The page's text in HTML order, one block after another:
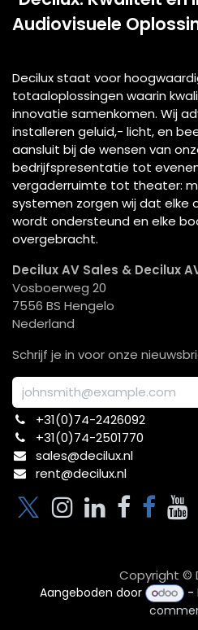
Audiovisuele
Decilux staat voor
totaaloplossingen waarin
innovatie samenkomen. Wij
installeren geluid,- licht, en
aansluit bij de wensen van
bedrijfspresentatie tot
vergaderruimte tot theater:
systemen zorgen wij dat elke
wordt ondersteund en elke
overgebracht.
Decilux AV Sales & Decilux
Vosboerweg 20
7556 BS Hengelo
Nederland
Schrijf je in voor onze
+31(0)74-2426092​
+31(0)74-2501770
sales@decilux.nl
rent@decilux.nl
Copyright ©
Aangeboden door -